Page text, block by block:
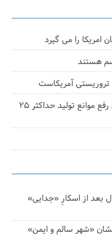
امریکا را می گیرد
هستند
آمریکاست
سخنگوی کمیسیون اقتصادی مجلس: قانون رفع موانع تولید حداکثر ۲۵
همچنان در آیینه است/ ۱۴ سال بعد از اسکارِ «جدایی»
«شهر سالم و ایمن»